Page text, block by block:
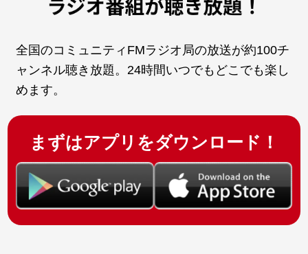
全国のコミュニティFMラジオ局の放送が約100チ
ャンネル聴き放題。24時間いつでもどこでも楽し
めます。
まずはアプリをダウンロード！